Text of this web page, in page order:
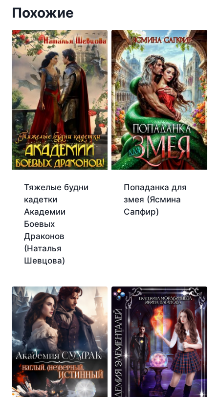
Похожие
Тяжелые будни
кадетки
Академии
Боевых
Драконов
(Наталья
Шевцова)
Попаданка для
змея (Ясмина
Сапфир)